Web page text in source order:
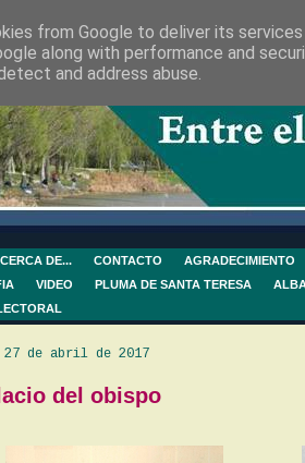
DE... CONTACTO AGRADECIMIENTO
VIDEO PLUMA DE SANTA TERESA
de abril de 2017
del obispo
from Google to deliver its
along with performance and
and address abuse.